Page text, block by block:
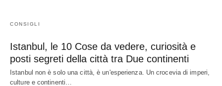
CONSIGLI
Istanbul, le 10 Cose da vedere, curiosità e
posti segreti della città tra Due continenti
Istanbul non è solo una città, è un'esperienza. Un crocevia di imperi,
culture e continenti…